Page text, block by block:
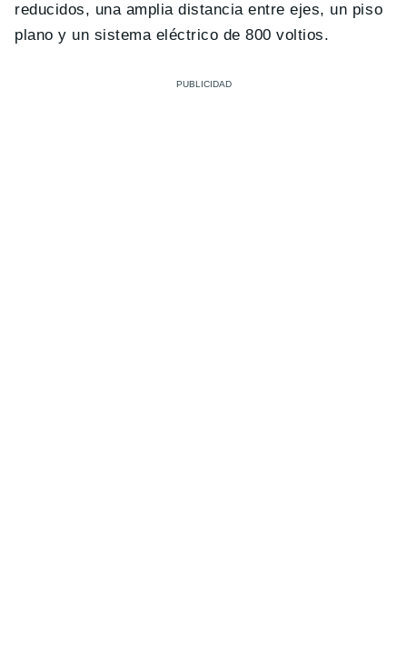
reducidos, una amplia distancia entre ejes, un piso
plano y un sistema eléctrico de 800 voltios.